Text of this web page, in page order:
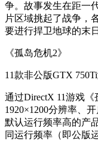
争。故事发生在距一
片区域挑起了战争，
要进行捍卫地球的末
《孤岛危机2》
11款非公版GTX
通过DirectX 11游戏
1920×1200分辨率、
默认运行频率高的产
同运行频率（即公版